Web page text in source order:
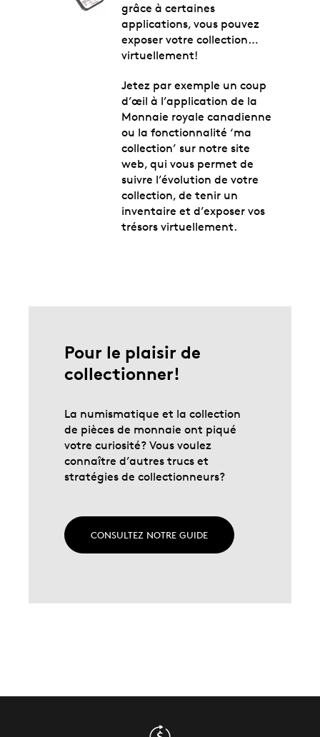
grâce à certaines
applications, vous pouvez
exposer votre collection…
virtuellement!
Jetez par exemple un coup
d’œil à l’application de la
Monnaie royale canadienne
ou la fonctionnalité ‘ma
collection’ sur notre site
web, qui vous permet de
suivre l’évolution de votre
collection, de tenir un
inventaire et d’exposer vos
trésors virtuellement.
Pour le plaisir de
collectionner!
La numismatique et la collection
de pièces de monnaie ont piqué
votre curiosité? Vous voulez
connaître d’autres trucs et
stratégies de collectionneurs?
CONSULTEZ NOTRE GUIDE